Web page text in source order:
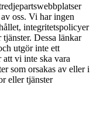
oss. Vi har ingen
integritetspolicyer
Dessa länkar
utgör inte ett
vi inte ska vara
som orsakas av eller i
eller tjänster